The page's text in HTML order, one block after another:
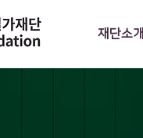
재단소개